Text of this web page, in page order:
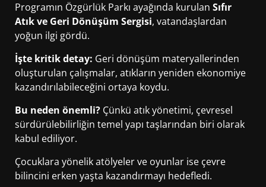
Programın Özgürlük Parkı ayağında kurulan Sıfır
Atık ve Geri Dönüşüm Sergisi, vatandaşlardan
yoğun ilgi gördü.
İşte kritik detay: Geri dönüşüm materyallerinden
oluşturulan çalışmalar, atıkların yeniden ekonomiye
kazandırılabileceğini ortaya koydu.
Bu neden önemli? Çünkü atık yönetimi, çevresel
sürdürülebilirliğin temel yapı taşlarından biri olarak
kabul ediliyor.
Çocuklara yönelik atölyeler ve oyunlar ise çevre
bilincini erken yaşta kazandırmayı hedefledi.